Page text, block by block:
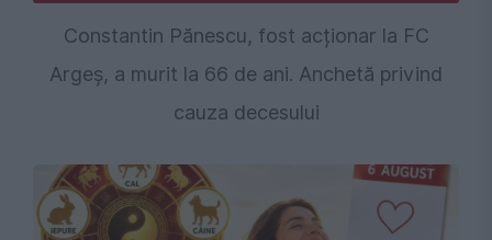
Constantin Pănescu, fost acționar la FC
Argeș, a murit la 66 de ani. Anchetă privind
cauza decesului